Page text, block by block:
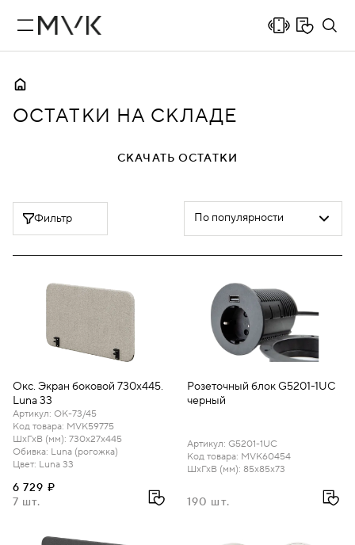
ОСТАТКИ НА СКЛАДЕ
СКАЧАТЬ ОСТАТКИ
Фильтр По популярности
Окс. Экран боковой 730х445.
Luna 33
Артикул: ОК-73/45
Код товара: MVK59775
ШхГхВ (мм): 730х27х445
Обивка: Luna (рогожка)
Цвет: Luna 33
6 729 ₽
7 шт.
Розеточный блок G5201-1UC
черный
Артикул: G5201-1UC
Код товара: MVK60454
ШхГхВ (мм): 85х85х73
190 шт.